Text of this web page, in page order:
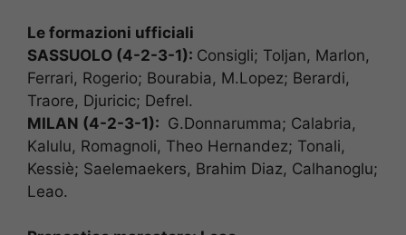
Le formazioni ufficiali
SASSUOLO (4-2-3-1): Consigli; Toljan, Marlon,
Ferrari, Rogerio; Bourabia, M.Lopez; Berardi,
Traore, Djuricic; Defrel.
MILAN (4-2-3-1): G.Donnarumma; Calabria,
Kalulu, Romagnoli, Theo Hernandez; Tonali,
Kessiè; Saelemaekers, Brahim Diaz, Calhanoglu;
Leao.